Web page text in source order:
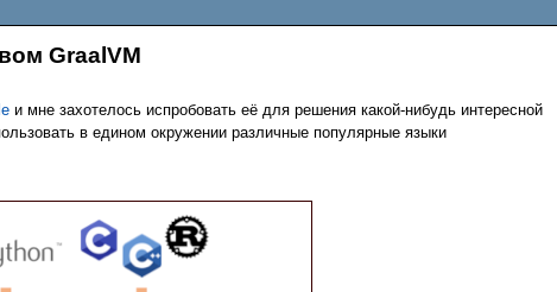
GraalVM
и мне захотелось испробовать её для решения какой-нибудь интересной
в едином окружении различные популярные языки